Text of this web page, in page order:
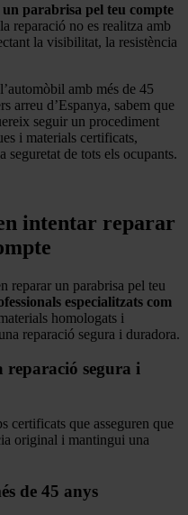
parabrisa pel teu compte
reparació no es realitza amb
la visibilitat, la resistència
amb més de 45
arreu d’Espanya, sabem que
seguir un procediment
i materials certificats,
de tots els ocupants.
intentar reparar
reparar un parabrisa pel teu
especialitzats com
homologats i
reparació segura i duradora.
reparació segura i
certificats que asseguren que
original i mantingui una
de 45 anys